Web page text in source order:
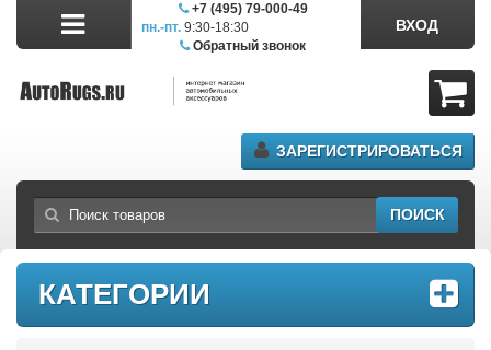
+7 (495) 79-000-49
пн.-пт. 9:30-18:30
Обратный звонок
ПОИСК
ВХОД
ЗАРЕГИСТРИРОВАТЬСЯ
КАТЕГОРИИ